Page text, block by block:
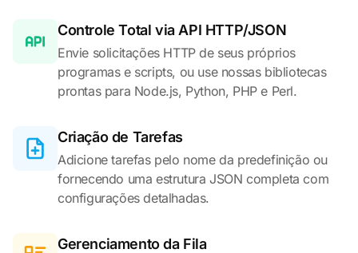
Controle Total via API HTTP/JSON
Envie solicitações HTTP de seus próprios
programas e scripts, ou use nossas bibliotecas
prontas para Node.js, Python, PHP e Perl.
Criação de Tarefas
Adicione tarefas pelo nome da predefinição ou
fornecendo uma estrutura JSON completa com
configurações detalhadas.
Gerenciamento da Fila